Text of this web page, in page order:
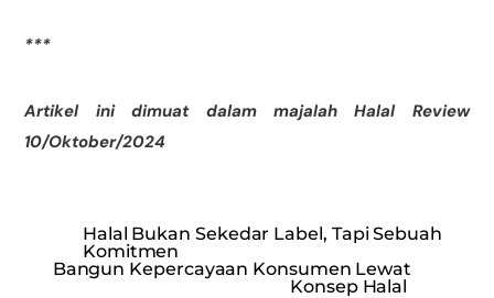
***
Artikel ini dimuat dalam majalah Halal Review
10/Oktober/2024
Halal Bukan Sekedar Label, Tapi Sebuah
Komitmen
Bangun Kepercayaan Konsumen Lewat
Konsep Halal